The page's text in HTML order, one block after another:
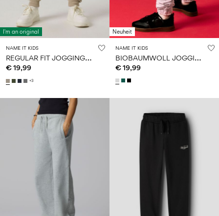
I'm an original
NAME IT KIDS
R
EGULAR FIT JOGGINGHOSE
€ 19,99
+3
Neuheit
NAME IT KIDS
B
IOBAUMWOLL JOGGINGHOSE
€ 19,99